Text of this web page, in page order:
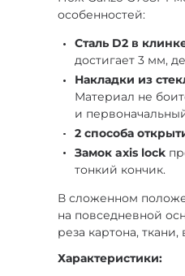
особенностей:
Сталь D2 в
достигает 3 мм,
Накладки из
Материал не
и
2 способа
Замок axis lock
тонкий кончик.
В сложенном
на повседневной
реза картона,
Характеристики: